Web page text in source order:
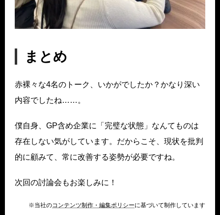
まとめ
赤裸々な4名のトーク、いかがでしたか？かなり深い
内容でしたね……。
僕自身、GP含め企業に「完璧な状態」なんてものは
存在しない気がしています。だからこそ、現状を批判
的に顧みて、常に改善する姿勢が必要ですね。
次回の討論会もお楽しみに！
※当社のコンテンツ制作・編集ポリシーに基づいて制作しています